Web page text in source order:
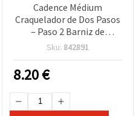
Cadence Médium
Craquelador de Dos Pasos
– Paso 2 Barniz de
Acabado para Mosaicos,
Decoupage, Efecto
Craquelado Vintage, 250
ml, para Manualidades y
Uso Profesional
Sku: 842891
8.20€